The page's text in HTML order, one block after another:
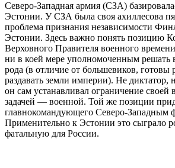
Северо-Западная армия (СЗА)
Эстонии. У СЗА была своя ахиллесова
проблема признания независимости
Эстонии. Здесь важно понять позицию
Верховного Правителя военного
ни в коей мере уполномоченным решать
рода (в отличие от большевиков, готовы
раздавать земли империи). Не диктатор,
он сам устанавливал ограничение своей
задачей — военной. Той же позиции
главнокомандующего Северо-Западным
Применительно к Эстонии это сыграло
фатальную для России.